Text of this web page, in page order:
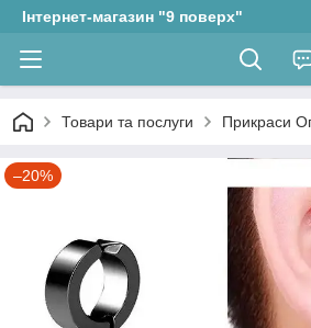
Інтернет-магазин "9 поверх"
Товари та послуги Прикраси
–20%